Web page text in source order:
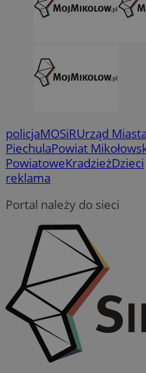
policjaMOSiRUrząd Miasta
PiechulaPowiat
PowiatoweKradzieżDzieci
reklama
Portal należy do sieci